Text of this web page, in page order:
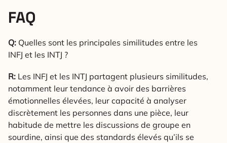
FAQ
Q: Quelles sont les principales similitudes entre les
INFJ et les INTJ ?
R: Les INFJ et les INTJ partagent plusieurs similitudes,
notamment leur tendance à avoir des barrières
émotionnelles élevées, leur capacité à analyser
discrètement les personnes dans une pièce, leur
habitude de mettre les discussions de groupe en
sourdine, ainsi que des standards élevés qu’ils se